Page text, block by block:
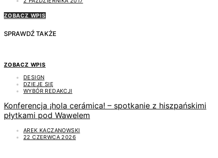
ZOBACZ WPIS
SPRAWDŹ TAKŻE
ZOBACZ WPIS
DESIGN
DZIEJE SIĘ
WYBÓR REDAKCJI
Konferencja ¡hola cerámica! – spotkanie z hiszpańskimi
płytkami pod Wawelem
AREK KACZANOWSKI
22 CZERWCA 2026